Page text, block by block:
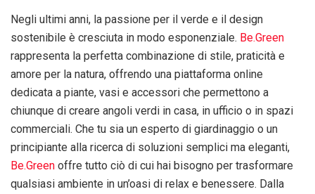
Negli ultimi anni, la passione per il verde e il design
sostenibile è cresciuta in modo esponenziale. Be.Green
rappresenta la perfetta combinazione di stile, praticità e
amore per la natura, offrendo una piattaforma online
dedicata a piante, vasi e accessori che permettono a
chiunque di creare angoli verdi in casa, in ufficio o in spazi
commerciali. Che tu sia un esperto di giardinaggio o un
principiante alla ricerca di soluzioni semplici ma eleganti,
Be.Green offre tutto ciò di cui hai bisogno per trasformare
qualsiasi ambiente in un’oasi di relax e benessere. Dalla